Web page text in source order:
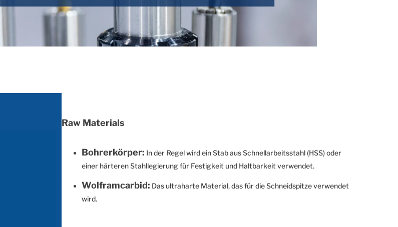
Raw Materials
Bohrerkörper: In der Regel wird ein Stab aus Schnellarbeitsstahl (HSS) oder
einer härteren Stahllegierung für Festigkeit und Haltbarkeit verwendet.
Wolframcarbid: Das ultraharte Material, das für die Schneidspitze verwendet
wird.